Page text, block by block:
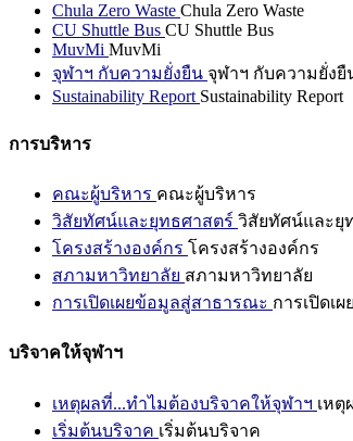
Chula Zero Waste Chula Zero Waste
CU Shuttle Bus CU Shuttle Bus
MuvMi MuvMi
จุฬาฯ กับความยั่งยืน จุฬาฯ กับความยั่งยื
Sustainability Report Sustainability Report
การบริหาร
คณะผู้บริหาร คณะผู้บริหาร
วิสัยทัศน์และยุทธศาสตร์ วิสัยทัศน์และยุ
โครงสร้างองค์กร โครงสร้างองค์กร
สภามหาวิทยาลัย สภามหาวิทยาลัย
การเปิดเผยข้อมูลสู่สาธารณะ การเปิดเ
บริจาคให้จุฬาฯ
เหตุผลที่...ทำไมต้องบริจาคให้จุฬาฯ เหตุ
เริ่มต้นบริจาค เริ่มต้นบริจาค